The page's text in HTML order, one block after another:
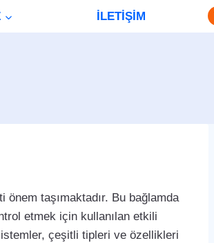
İLETİŞİM
taşımaktadır. Bu bağlamda
etmek için kullanılan etkili
çeşitli tipleri ve özellikleri